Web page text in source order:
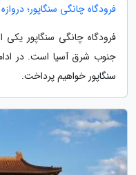
فرودگاه چانگی سنگاپور؛
فرودگاه چانگی سنگاپور یکی
جنوب شرق آسیا است. در
سنگاپور خواهیم پرداخت.